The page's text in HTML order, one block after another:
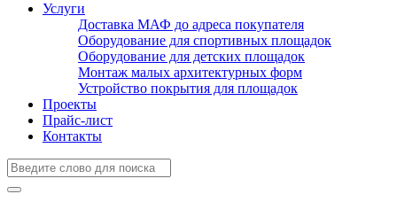
Услуги
Доставка МАФ до адреса покупателя
Оборудование для спортивных площадок
Оборудование для детских площадок
Монтаж малых архитектурных форм
Устройство покрытия для площадок
Проекты
Прайс-лист
Контакты